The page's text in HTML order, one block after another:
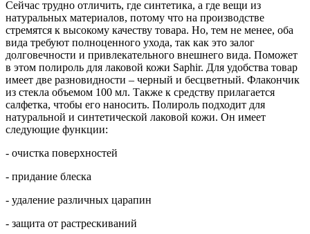
Сейчас трудно отличить, где синтетика, а где вещи из
натуральных материалов, потому что на производстве
стремятся к высокому качеству товара. Но, тем не менее, оба
вида требуют полноценного ухода, так как это залог
долговечности и привлекательного внешнего вида. Поможет
в этом полироль для лаковой кожи Saphir. Для удобства товар
имеет две разновидности – черный и бесцветный. Флакончик
из стекла объемом 100 мл. Также к средству прилагается
салфетка, чтобы его наносить. Полироль подходит для
натуральной и синтетической лаковой кожи. Он имеет
следующие функции:
- очистка поверхностей
- придание блеска
- удаление различных царапин
- защита от растрескиваний